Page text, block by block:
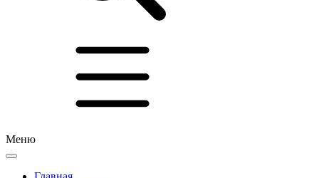
Меню